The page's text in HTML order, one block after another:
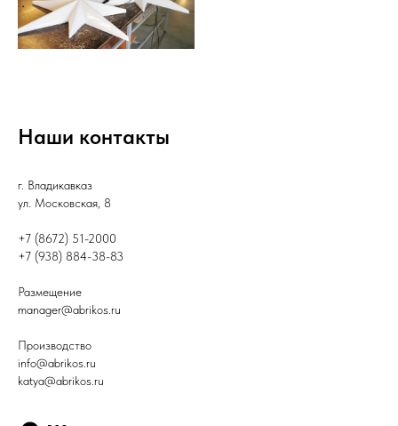
Наши контакты
г. Владикавказ
ул. Московская, 8
+7 (8672) 51-2000
+7 (938) 884-38-83
Размещение
manager@abrikos.ru
Производство
info@abrikos.ru
katya@abrikos.ru